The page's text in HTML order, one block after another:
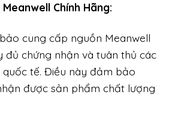
Chính Hãng:
cung cấp nguồn Meanwell
đủ chứng nhận và tuân thủ các
tế. Điều này đảm bảo
được sản phẩm chất lượng